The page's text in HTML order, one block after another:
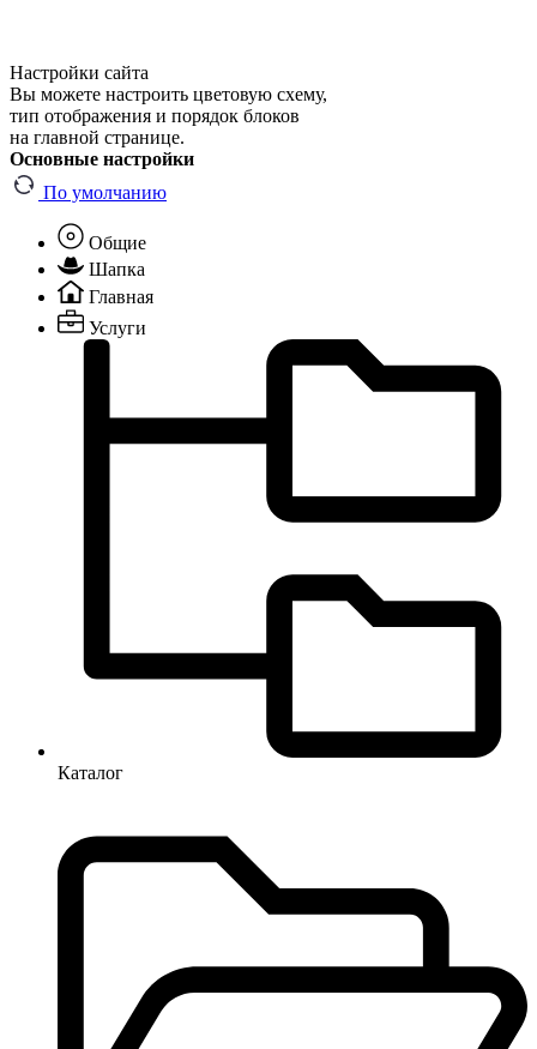
Настройки сайта
Вы можете настроить цветовую схему,
тип отображения и порядок блоков
на главной странице.
Основные настройки
По умолчанию
Общие
Шапка
Главная
Услуги
Каталог